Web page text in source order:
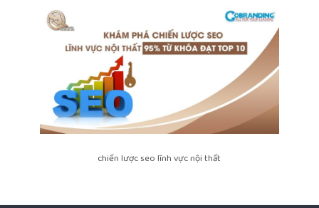
chiến lược seo lĩnh vực nội thất